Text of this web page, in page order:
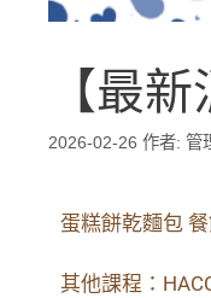
【最
2026-02-26 作者: 管
蛋糕餅乾麵包
其他課程：